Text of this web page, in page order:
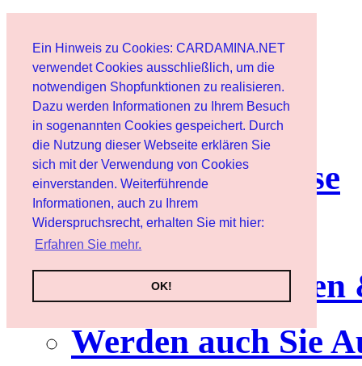
Ein Hinweis zu Cookies: CARDAMINA.NET
verwendet Cookies ausschließlich, um die
notwendigen Shopfunktionen zu realisieren.
Dazu werden Informationen zu Ihrem Besuch
in sogenannten Cookies gespeichert. Durch
die Nutzung dieser Webseite erklären Sie
sich mit der Verwendung von Cookies
einverstanden. Weiterführende
Informationen, auch zu Ihrem
Widerspruchsrecht, erhalten Sie mit hier:
Erfahren Sie mehr.
OK!
User
Newsletter
Nutzungshinweise
Service
Werden auch Sie